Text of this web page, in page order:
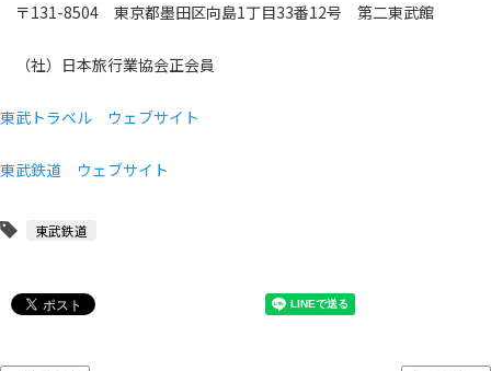
〒131-8504 東京都墨田区向島1丁目33番12号 第二東武館
（社）日本旅行業協会正会員
東武トラベル ウェブサイト
東武鉄道 ウェブサイト
東武鉄道